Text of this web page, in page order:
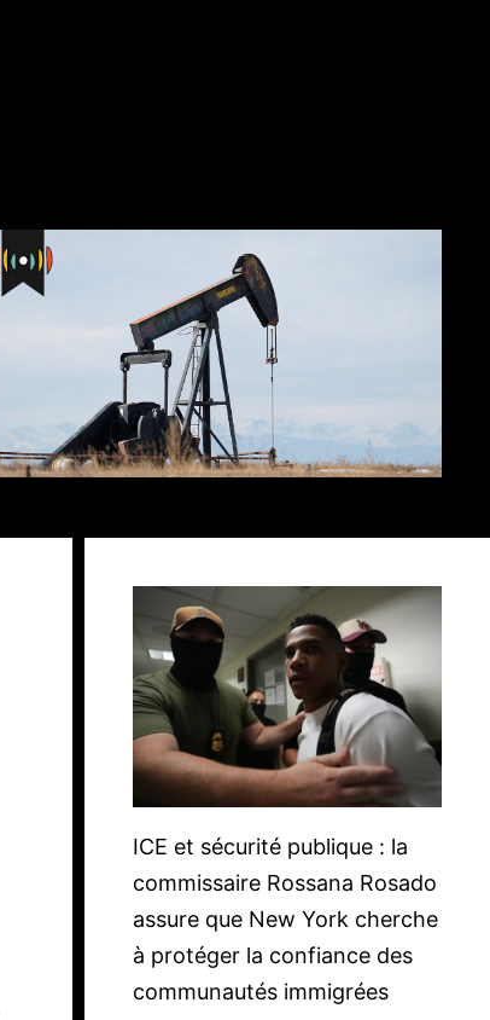
ICE et sécurité publique : la
commissaire Rossana Rosado
assure que New York cherche
à protéger la confiance des
communautés immigrées